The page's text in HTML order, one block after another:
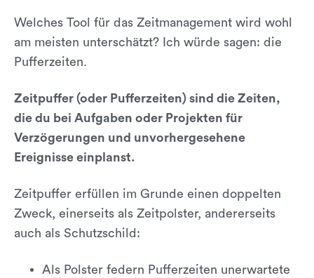
Welches Tool für das Zeitmanagement wird wohl
am meisten unterschätzt? Ich würde sagen: die
Pufferzeiten.
Zeitpuffer (oder Pufferzeiten) sind die Zeiten,
die du bei Aufgaben oder Projekten für
Verzögerungen und unvorhergesehene
Ereignisse einplanst.
Zeitpuffer erfüllen im Grunde einen doppelten
Zweck, einerseits als Zeitpolster, andererseits
auch als Schutzschild:
Als Polster federn Pufferzeiten unerwartete